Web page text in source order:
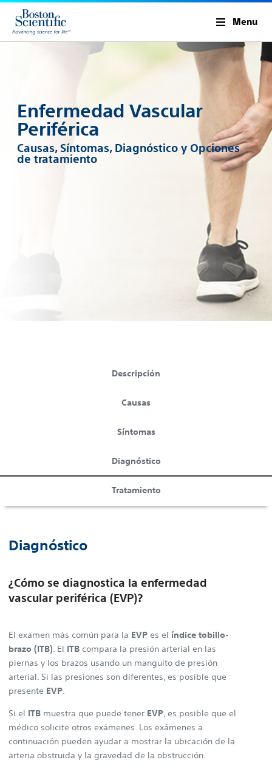
Menu
Enfermedad Vascular
Periférica
Causas, Síntomas, Diagnóstico y Opciones
de tratamiento
Descripción
Causas
Síntomas
Diagnóstico
Tratamiento
Diagnóstico
¿Cómo se diagnostica la enfermedad
vascular periférica (EVP)?
El examen más común para la EVP es el índice tobillo-
brazo (ITB). El ITB compara la presión arterial en las
piernas y los brazos usando un manguito de presión
arterial. Si las presiones son diferentes, es posible que
presente EVP.
Si el ITB muestra que puede tener EVP, es posible que el
médico solicite otros exámenes. Los exámenes a
continuación pueden ayudar a mostrar la ubicación de la
arteria obstruida y la gravedad de la obstrucción.